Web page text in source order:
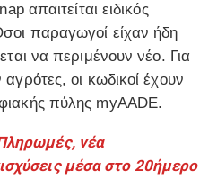
απαιτείται ειδικός
παραγωγοί είχαν ήδη
να περιμένουν νέο. Για
οι κωδικοί έχουν
πύλης myAADE.
νέα
μέσα στο 20ήμερο